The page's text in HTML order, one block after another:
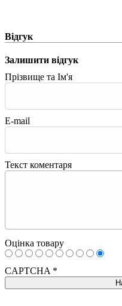
Відгук
Залишити відгук
Прізвище та Ім'я
E-mail
Текст коментаря
Оцінка товару
CAPTCHA *